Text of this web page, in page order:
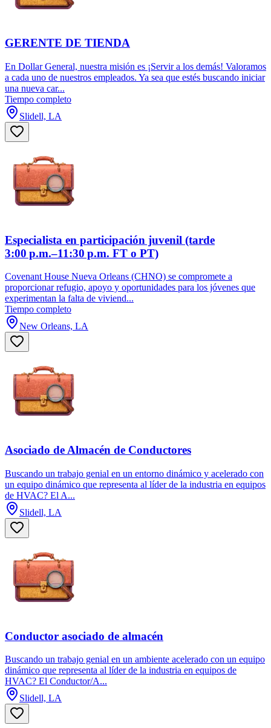
GERENTE DE TIENDA
En Dollar General, nuestra misión es ¡Servir a los demás! Valoramos
a cada uno de nuestros empleados. Ya sea que estés buscando iniciar
una nueva car...
Tiempo completo
Slidell, LA
Especialista en participación juvenil (tarde
3:00 p.m.–11:30 p.m. FT o PT)
Covenant House Nueva Orleans (CHNO) se compromete a
proporcionar refugio, apoyo y oportunidades para los jóvenes que
experimentan la falta de viviend...
Tiempo completo
New Orleans, LA
Asociado de Almacén de Conductores
Buscando un trabajo genial en un entorno dinámico y acelerado con
un equipo dinámico que representa al líder de la industria en equipos
de HVAC? El A...
Slidell, LA
Conductor asociado de almacén
Buscando un trabajo genial en un ambiente acelerado con un equipo
dinámico que representa al líder de la industria en equipos de
HVAC? El Conductor/A...
Slidell, LA